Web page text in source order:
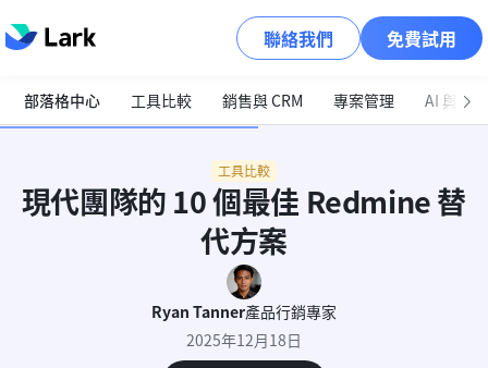
聯絡我們 免費試用
部落格中心 工具比較 銷售與 CRM 專案管理 AI 與自
工具比較
現代團隊的 10 個最佳 Redmine 替
代方案
Ryan Tanner產品行銷專家
2025年12月18日